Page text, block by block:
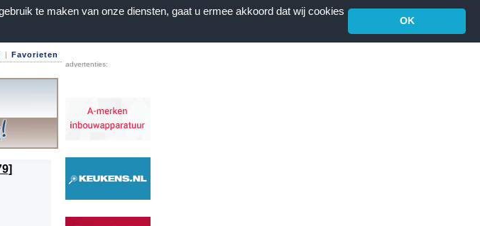
te maken van onze diensten, gaat u ermee akkoord dat wij cookies
OK
| Favorieten
advertenties: